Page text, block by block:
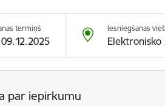
termiņš Iesniegšanas
par iepirkumu